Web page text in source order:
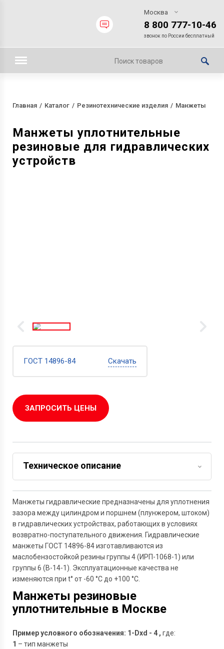
Москва
8 800 777-10-46
звонок по России бесплатный
Главная Каталог Резинотехнические изделия Манжеты
Манжеты уплотнительные
резиновые для гидравлических
устройств
ГОСТ 14896-84 Скачать
ЗАПРОСИТЬ ЦЕНЫ
Техническое описание
Задать вопрос
Манжеты гидравлические предназначены для уплотнения
зазора между цилиндром и поршнем (плунжером, штоком)
в гидравлических устройствах, работающих в условиях
возвратно-поступательного движения. Гидравлические
манжеты ГОСТ 14896-84 изготавливаются из
маслобензостойкой резины группы 4 (ИРП-1068-1) или
группы 6 (В-14-1). Эксплуатационные качества не
изменяются при t° от -60 °С до +100 °С.
Манжеты резиновые
уплотнительные в Москве
Пример условного обозначения: 1-Dxd - 4 , где:
1 – тип манжеты